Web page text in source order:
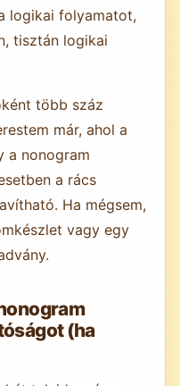
logikai folyamatot,
tisztán logikai
több száz
már, ahol a
a nonogram
a rács
Ha mégsem,
vagy egy
(ha